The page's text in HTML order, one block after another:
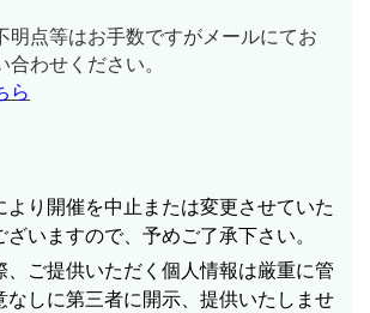
明点等はお手数ですがメールにてお
合わせください。
ら
より開催を中止または変更させていた
いますので、予めご了承下さい。
、ご提供いただく個人情報は厳重に管
なしに第三者に開示、提供いたしませ